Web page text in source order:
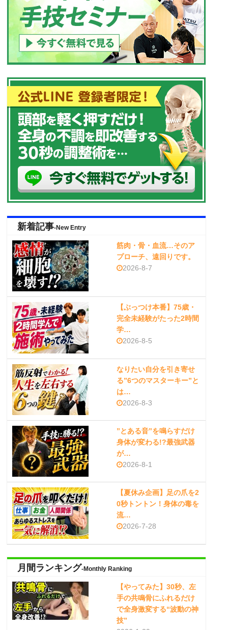
新着記事-New Entry
筋肉・骨・血流…そのア
プローチ、遠回りです。
2026-8-7
【ぶっつけ本番】75歳・
完全未経験がたった2時間
学…
2026-8-5
なりたい自分を引き寄せ
る”6つのマスターキー”と
は…
2026-8-3
”とある音”を鳴らすだけ
身体が変わる!?最強武器
が…
2026-8-1
【夏休み企画】足の爪を2
0秒トントン！身体の毒を
流…
2026-7-28
月間ランキング-Monthly Ranking
【やってみた】30秒、左
手の共鳴骨にふれるだけ
で全身激変する“波動の神
技”